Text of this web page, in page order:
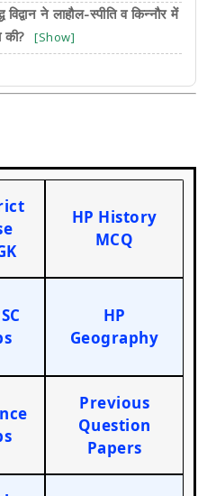
ने लाहौल-स्पीति व किन्नौर में
की?
[Show]
HP History
MCQ
HP
Geography
Previous
Question
Papers